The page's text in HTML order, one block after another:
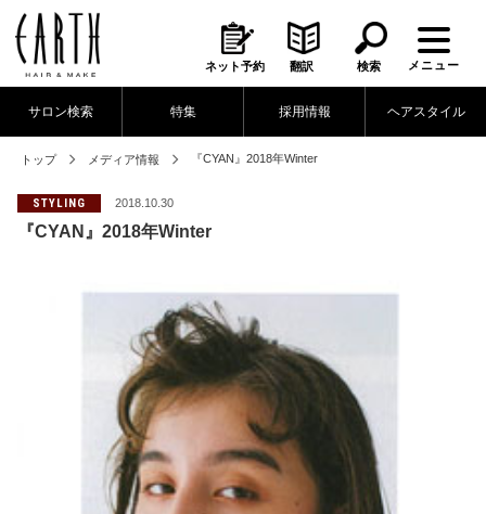
ネット予約 翻訳 検索 メニュー
サロン検索 特集 採用情報 ヘアスタイル
トップ メディア情報 『CYAN』2018年Winter
STYLING 2018.10.30
『CYAN』2018年Winter